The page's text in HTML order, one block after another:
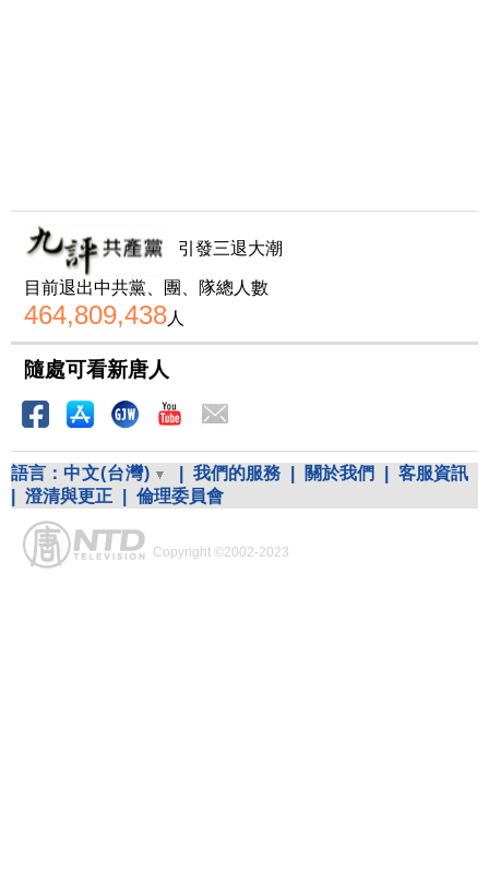
引發三退大潮
目前退出中共黨、團、隊總人數
464,809,438人
隨處可看新唐人
語言： 中文(台灣) 我們的服務 關於我們
客服資訊
澄清與更正 倫理委員會
Copyright ©2002-2023